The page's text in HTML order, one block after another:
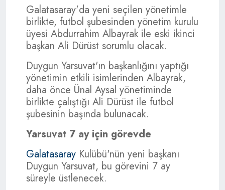
Galatasaray'da yeni seçilen yönetimle
birlikte, futbol şubesinden yönetim kurulu
üyesi Abdurrahim Albayrak ile eski ikinci
başkan Ali Dürüst sorumlu olacak.
Duygun Yarsuvat'ın başkanlığını yaptığı
yönetimin etkili isimlerinden Albayrak,
daha önce Ünal Aysal yönetiminde
birlikte çalıştığı Ali Dürüst ile futbol
şubesinin başında bulunacak.
Yarsuvat 7 ay için görevde
Galatasaray Kulübü'nün yeni başkanı
Duygun Yarsuvat, bu görevini 7 ay
süreyle üstlenecek.